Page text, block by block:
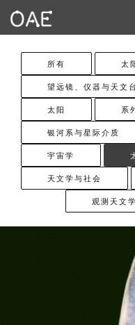
所有 太
望远镜、仪器与天文台
太阳 系
银河系与星际介质
宇宙学
天文学与社会
观测天文学